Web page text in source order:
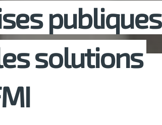
publiques
solutions